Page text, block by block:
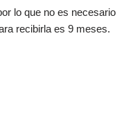
lo que no es necesario
recibirla es 9 meses.